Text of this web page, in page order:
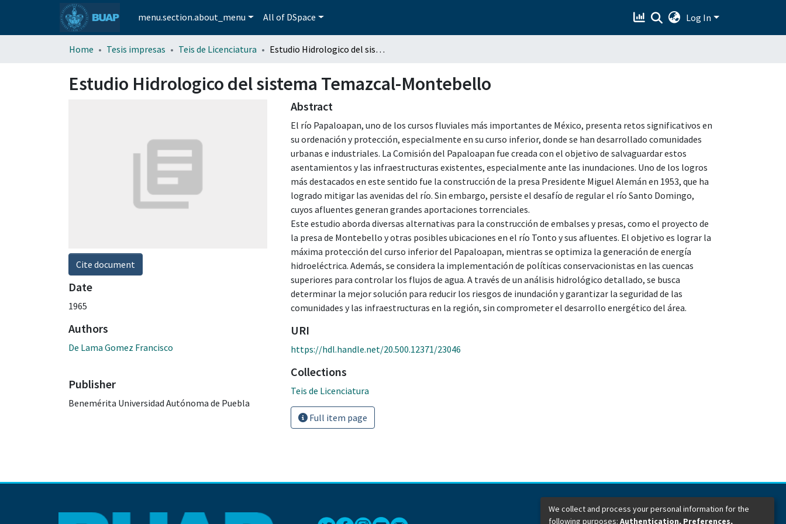
menu.section.about_menu All of DSpace Log In
Home Tesis impresas Teis de Licenciatura Estudio Hidrologico del sistema Temazcal-Montebello
Estudio Hidrologico del sistema Temazcal-Montebello
Cite document
Date
1965
Authors
De Lama Gomez Francisco
Publisher
Benemérita Universidad Autónoma de Puebla
Abstract
El río Papaloapan, uno de los cursos fluviales más importantes de México, presenta retos significativos en
su ordenación y protección, especialmente en su curso inferior, donde se han desarrollado comunidades
urbanas e industriales. La Comisión del Papaloapan fue creada con el objetivo de salvaguardar estos
asentamientos y las infraestructuras existentes, especialmente ante las inundaciones. Uno de los logros
más destacados en este sentido fue la construcción de la presa Presidente Miguel Alemán en 1953, que ha
logrado mitigar las avenidas del río. Sin embargo, persiste el desafío de regular el río Santo Domingo,
cuyos afluentes generan grandes aportaciones torrenciales.
Este estudio aborda diversas alternativas para la construcción de embalses y presas, como el proyecto de
la presa de Montebello y otras posibles ubicaciones en el río Tonto y sus afluentes. El objetivo es lograr la
máxima protección del curso inferior del Papaloapan, mientras se optimiza la generación de energía
hidroeléctrica. Además, se considera la implementación de políticas conservacionistas en las cuencas
superiores para controlar los flujos de agua. A través de un análisis hidrológico detallado, se busca
determinar la mejor solución para reducir los riesgos de inundación y garantizar la seguridad de las
comunidades y las infraestructuras en la región, sin comprometer el desarrollo energético del área.
URI
https://hdl.handle.net/20.500.12371/23046
Collections
Teis de Licenciatura
Full item page
Dirección General de Bibliotecas
We collect and process your personal information for the
following purposes: Authentication, Preferences,